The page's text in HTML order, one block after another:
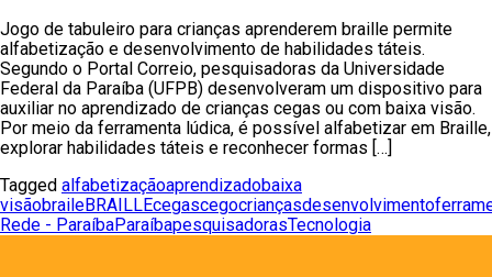
Jogo de tabuleiro para crianças aprenderem braille permite
alfabetização e desenvolvimento de habilidades táteis.
Segundo o Portal Correio, pesquisadoras da Universidade
Federal da Paraíba (UFPB) desenvolveram um dispositivo para
auxiliar no aprendizado de crianças cegas ou com baixa visão.
Por meio da ferramenta lúdica, é possível alfabetizar em Braille,
explorar habilidades táteis e reconhecer formas […]
Tagged alfabetizaçãoaprendizadobaixa
visãobraileBRAILLEcegascegocriançasdesenvolvimento
Rede - ParaíbaParaíbapesquisadorasTecnologia